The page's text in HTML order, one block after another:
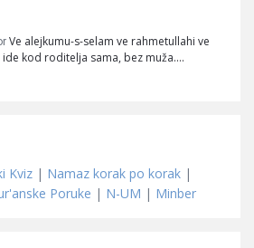
Ve alejkumu-s-selam ve rahmetullahi ve
kod roditelja sama, bez muža.…
Kviz | Namaz korak po korak |
Poruke | N-UM | Minber